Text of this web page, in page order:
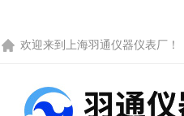
欢迎来到 上海羽通仪器仪表厂 ！